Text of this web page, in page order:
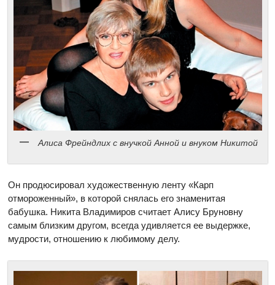
Алиса Фрейндлих c внучкой Анной и внуком Никитой
Он продюсировал художественную ленту «Карп
отмороженный», в которой снялась его знаменитая
бабушка. Никита Владимиров считает Алису Бруновну
самым близким другом, всегда удивляется ее выдержке,
мудрости, отношению к любимому делу.